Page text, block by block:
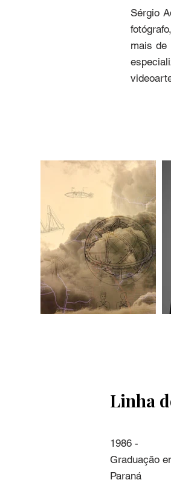
Sérgio
mais de
Ao
Reúne
através
seu
para
Linha
1986 -
Graduação
Paraná